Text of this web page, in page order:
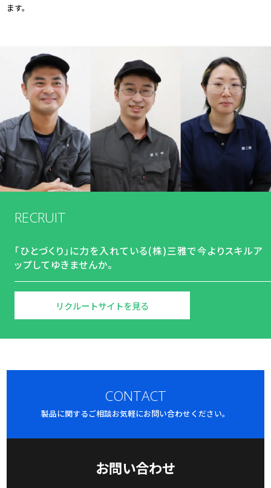
ます。
RECRUIT
「ひとづくり」に力を入れている(株)三雅で今よりスキルア
ップしてゆきませんか。
リクルートサイトを見る
お問い合わせ
CONTACT
製品に関するご相談お気軽にお問い合わせください。